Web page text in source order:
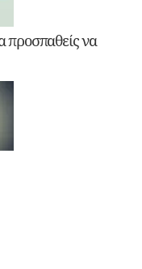
προσπαθείς να